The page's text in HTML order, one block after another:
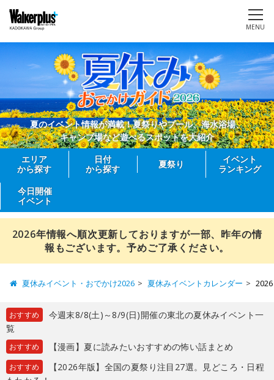
MENU
夏のイベント情報が満載！夏祭りやプール、海水浴場、
キャンプ場など遊べるスポットを大紹介
エリア
から探す
日付
から探す
夏祭り
イベント
ランキング
今日開催
イベント
2026年情報へ順次更新しておりますが一部、昨年の情
報もございます。予めご了承ください。
夏休みイベント・おでかけ2026 夏休みイベントカレンダー
おすすめ
今週末8/8(土)～8/9(日)開催の東北の夏休みイベント一
覧
おすすめ 【漫画】夏に読みたいおすすめの怖い話まとめ
おすすめ
【2026年版】全国の夏祭り注目27選。見どころ・日程